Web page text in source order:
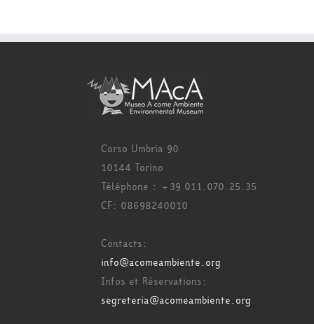
Corso Umbria 90
10144 Torino
Téléphone : +39 011.070.25.35
CF: 08698240010
Contacts:
info@acomeambiente.org
Infos et Réservations:
segreteria@acomeambiente.org